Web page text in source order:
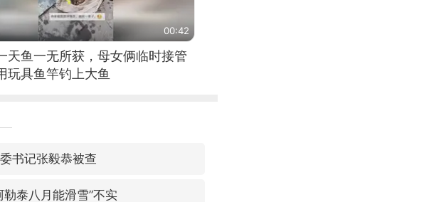
00:42
天鱼一无所获，母女俩临时接管
玩具鱼竿钓上大鱼
书记张毅恭被查
勒泰八月能滑雪”不实